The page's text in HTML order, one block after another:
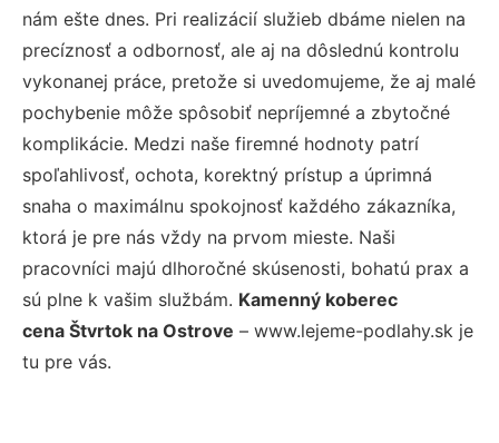
nám ešte dnes. Pri realizácií služieb dbáme nielen na
precíznosť a odbornosť, ale aj na dôslednú kontrolu
vykonanej práce, pretože si uvedomujeme, že aj malé
pochybenie môže spôsobiť nepríjemné a zbytočné
komplikácie. Medzi naše firemné hodnoty patrí
spoľahlivosť, ochota, korektný prístup a úprimná
snaha o maximálnu spokojnosť každého zákazníka,
ktorá je pre nás vždy na prvom mieste. Naši
pracovníci majú dlhoročné skúsenosti, bohatú prax a
sú plne k vašim službám. Kamenný koberec
cena Štvrtok na Ostrove – www.lejeme-podlahy.sk je
tu pre vás.